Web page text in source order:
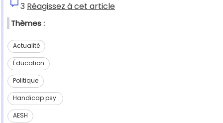
3 Réagissez à cet article
Thèmes :
Actualité
Éducation
Politique
Handicap psy.
AESH